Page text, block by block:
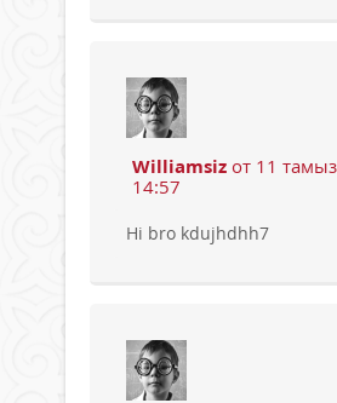
Williamsiz от 11
14:57
Hi bro kdujhdhh7